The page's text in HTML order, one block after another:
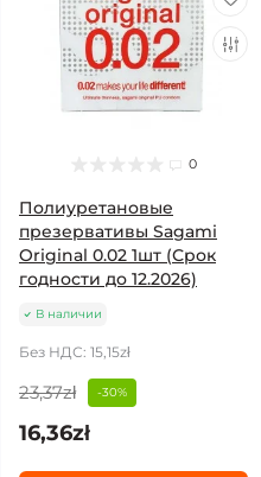
0
Полиуретановые
презервативы Sagami
Original 0.02 1шт (Срок
годности до 12.2026)
В наличии
Без НДС: 15,15zł
23,37zł -30%
16,36zł